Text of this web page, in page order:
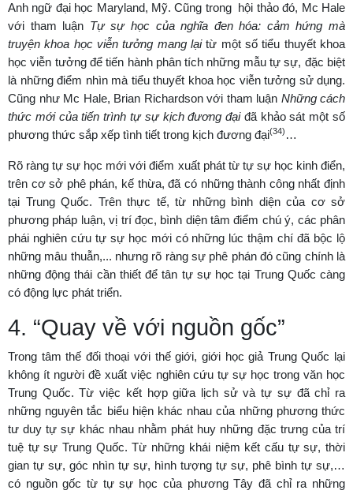
Anh ngữ đại học Maryland, Mỹ. Cũng trong hội thảo đó, Mc Hale
với tham luận Tự sự học của nghĩa đen hóa: cảm hứng mà
truyện khoa học viễn tưởng mang lạitừ một số tiểu thuyết khoa
học viễn tưởng để tiến hành phân tích những mẫu tự sự, đặc biệt
là những điểm nhìn mà tiểu thuyết khoa học viễn tưởng sử dụng.
Cũng như Mc Hale, Brian Richardson với tham luận Những cách
thức mới của tiến trình tự sự kịch đương đạiđã khảo sát một số
phương thức sắp xếp tình tiết trong kịch đương đại(34) …
Rõ ràng tự sự học mới với điểm xuất phát từ tự sự học kinh điển,
trên cơ sở phê phán, kế thừa, đã có những thành công nhất định
tại Trung Quốc. Trên thực tế, từ những bình diện của cơ sở
phương pháp luận, vị trí đọc, bình diện tâm điểm chú ý, các phân
phái nghiên cứu tự sự học mới có những lúc thậm chí đã bộc lộ
những mâu thuẫn,... nhưng rõ ràng sự phê phán đó cũng chính là
những động thái cần thiết để tân tự sự học tại Trung Quốc càng
có động lực phát triển.
4. “Quay về với nguồn gốc”
Trong tâm thế đối thoại với thế giới, giới học giả Trung Quốc lại
không ít người đề xuất việc nghiên cứu tự sự học trong văn học
Trung Quốc. Từ việc kết hợp giữa lịch sử và tự sự đã chỉ ra
những nguyên tắc biểu hiện khác nhau của những phương thức
tư duy tự sự khác nhau nhằm phát huy những đặc trưng của trí
tuệ tự sự Trung Quốc. Từ những khái niệm kết cấu tự sự, thời
gian tự sự, góc nhìn tự sự, hình tượng tự sự, phê bình tự sự,…
có nguồn gốc từ tự sự học của phương Tây đã chỉ ra những